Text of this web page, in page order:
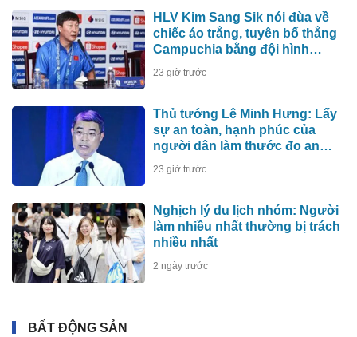
HLV Kim Sang Sik nói đùa về
chiếc áo trắng, tuyên bố thắng
Campuchia bằng đội hình
mạnh nhất
23 giờ trước
Thủ tướng Lê Minh Hưng: Lấy
sự an toàn, hạnh phúc của
người dân làm thước đo an
ninh mạng
23 giờ trước
Nghịch lý du lịch nhóm: Người
làm nhiều nhất thường bị trách
nhiều nhất
2 ngày trước
BẤT ĐỘNG SẢN